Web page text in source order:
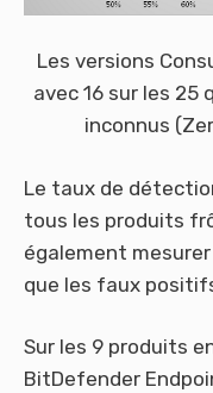
Les versions
avec 16 sur les 25
inconnus
Le taux de
tous les produits
également
que les faux
Sur les 9 produits
BitDefender